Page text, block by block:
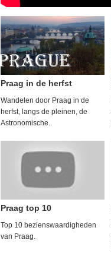
Praag in de herfst
Wandelen door Praag in de
herfst, langs de pleinen, de
Astronomische..
Praag top 10
Top 10 bezienswaardigheden
van Praag.